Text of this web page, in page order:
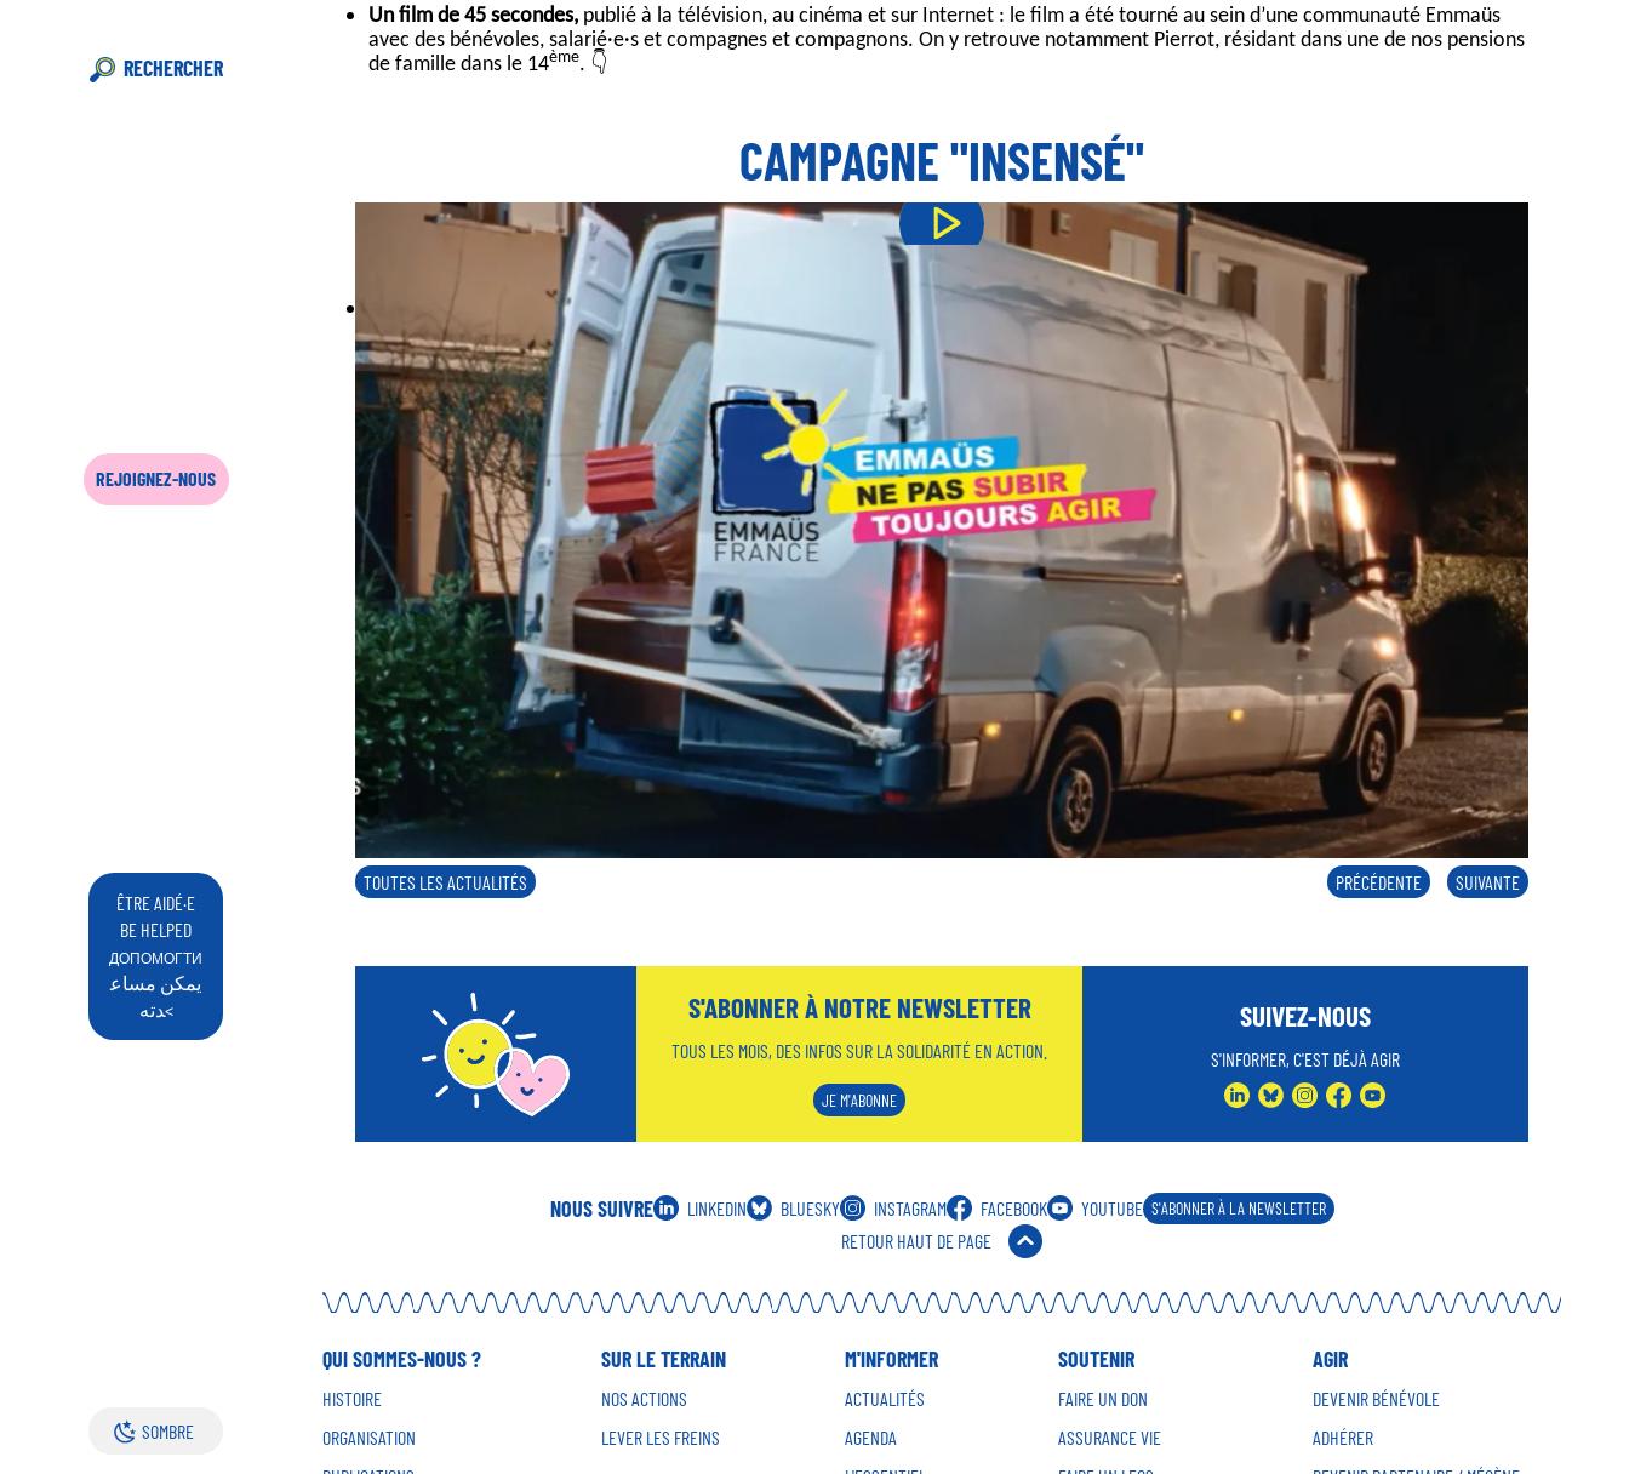
RECHERCHER
REJOIGNEZ-NOUS
ÊTRE AIDÉ·E
BE HELPED
ДОПОМОГТИ
يمكن مساع
دته<
SOMBRE
Un film de 45 secondes, publié à la télévision, au cinéma et sur Internet : le film a été tourné au sein d’une communauté Emmaüs
avec des bénévoles, salarié·e·s et compagnes et compagnons. On y retrouve notamment Pierrot, résidant dans une de nos pensions
de famille dans le 14ème. 👇
CAMPAGNE "INSENSÉ"
YouTube est désactivé.
Une campagne d’affichage nationale avec trois visuels qui dénoncent chacun une situation insensée.
TOUTES LES ACTUALITÉS PRÉCÉDENTE SUIVANTE
S'ABONNER À NOTRE NEWSLETTER
TOUS LES MOIS, DES INFOS SUR LA SOLIDARITÉ EN ACTION.
JE M'ABONNE
SUIVEZ-NOUS
S'INFORMER, C'EST DÉJÀ AGIR
LINKEDINBLUESKYINSTAGRAMFACEBOOK
NOUS SUIVRE LINKEDIN BLUESKY INSTAGRAM FACEBOOK YOUTUBE S'ABONNER À LA NEWSLETTER
RETOUR HAUT DE PAGE
QUI SOMMES-NOUS ?
HISTOIRE
ORGANISATION
SUR LE TERRAIN
NOS ACTIONS
LEVER LES FREINS
M'INFORMER
ACTUALITÉS
AGENDA
SOUTENIR
FAIRE UN DON
ASSURANCE VIE
AGIR
DEVENIR BÉNÉVOLE
ADHÉRER